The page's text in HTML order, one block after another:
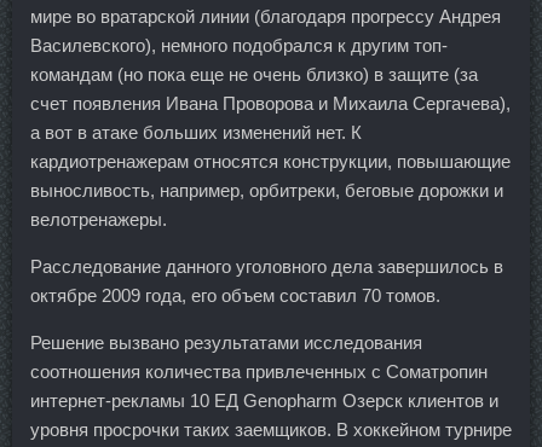
мире во вратарской линии (благодаря прогрессу Андрея
Василевского), немного подобрался к другим топ-
командам (но пока еще не очень близко) в защите (за
счет появления Ивана Проворова и Михаила Сергачева),
а вот в атаке больших изменений нет. К
кардиотренажерам относятся конструкции, повышающие
выносливость, например, орбитреки, беговые дорожки и
велотренажеры.
Расследование данного уголовного дела завершилось в
октябре 2009 года, его объем составил 70 томов.
Решение вызвано результатами исследования
соотношения количества привлеченных с Соматропин
интернет-рекламы 10 ЕД Genopharm Озерск клиентов и
уровня просрочки таких заемщиков. В хоккейном турнире